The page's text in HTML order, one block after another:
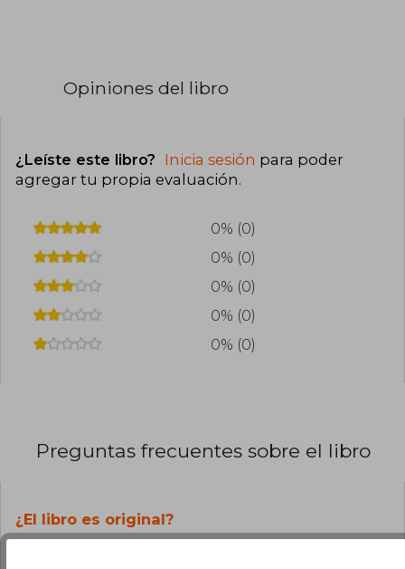
Opiniones del libro
¿Leíste este libro? Inicia sesión para poder
agregar tu propia evaluación.
0% (0)
0% (0)
0% (0)
0% (0)
0% (0)
Preguntas frecuentes sobre el libro
¿El libro es original?